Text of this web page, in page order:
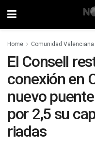
Home Comunidad Valenciana
El Consell
conexión en
nuevo
por 2,5 su
riadas